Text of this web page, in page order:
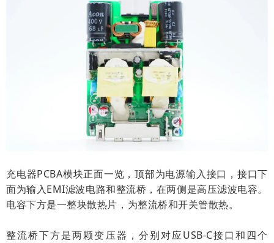
充电器PCBA模块正面一览，顶部为电源输入接口，接口下
面为输入EMI滤波电路和整流桥，在两侧是高压滤波电容。
电容下方是一整块散热片，为整流桥和开关管散热。
整流桥下方是两颗变压器，分别对应USB-C接口和四个